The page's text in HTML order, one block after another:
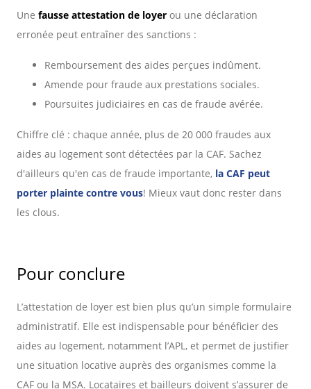
Une fausse attestation de loyer ou une déclaration
erronée peut entraîner des sanctions :
Remboursement des aides perçues indûment.
Amende pour fraude aux prestations sociales.
Poursuites judiciaires en cas de fraude avérée.
Chiffre clé : chaque année, plus de 20 000 fraudes aux
aides au logement sont détectées par la CAF. Sachez
d'ailleurs qu'en cas de fraude importante, la CAF peut
porter plainte contre vous! Mieux vaut donc rester dans
les clous.
Pour conclure
L’attestation de loyer est bien plus qu’un simple formulaire
administratif. Elle est indispensable pour bénéficier des
aides au logement, notamment l’APL, et permet de justifier
une situation locative auprès des organismes comme la
CAF ou la MSA. Locataires et bailleurs doivent s’assurer de